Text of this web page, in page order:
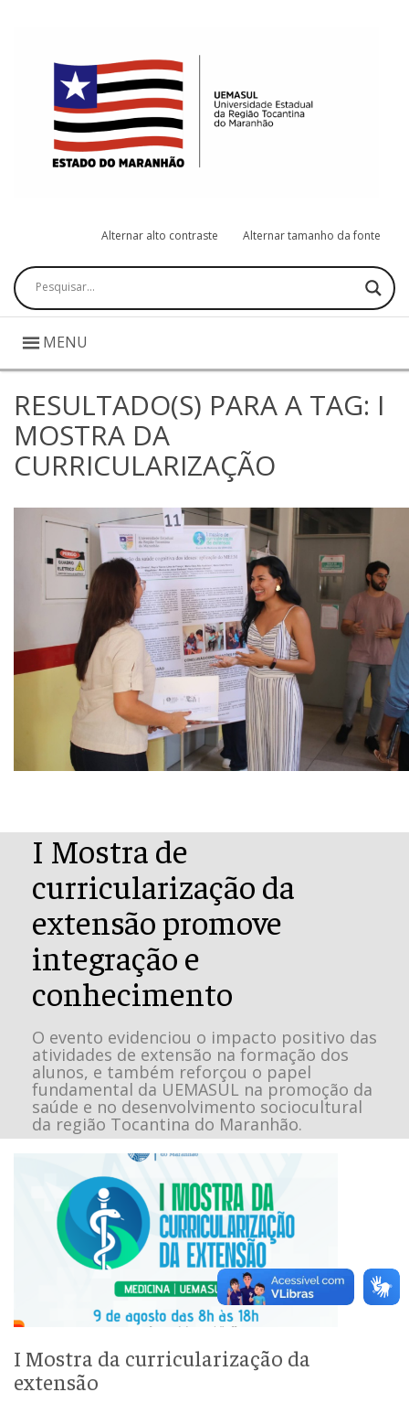
Alternar alto contraste Alternar tamanho da fonte
Pesquisar
MENU
RESULTADO(S) PARA A TAG: I
MOSTRA DA
CURRICULARIZAÇÃO
I Mostra de
curricularização da
extensão promove
integração e
conhecimento
O evento evidenciou o impacto positivo das
atividades de extensão na formação dos
alunos, e também reforçou o papel
fundamental da UEMASUL na promoção da
saúde e no desenvolvimento sociocultural
da região Tocantina do Maranhão.
I Mostra da curricularização da
extensão